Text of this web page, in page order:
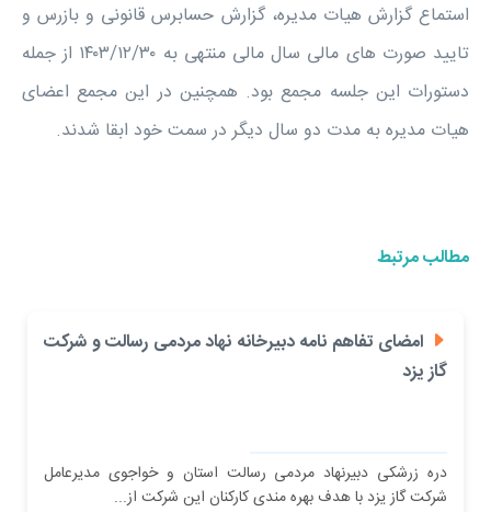
استماع گزارش هیات مدیره، گزارش حسابرس قانونی و بازرس و
تایید صورت های مالی سال مالی منتهی به ۱۴٠۳/۱۲/۳٠ از جمله
دستورات این جلسه مجمع بود. همچنین در این مجمع اعضای
هیات مدیره به مدت دو سال دیگر در سمت خود ابقا شدند.
مطالب مرتبط
امضای تفاهم نامه دبیرخانه نهاد مردمی رسالت و شرکت
گاز یزد
دره زرشکی دبیرنهاد مردمی رسالت استان و خواجوی مدیرعامل
شرکت گاز یزد با هدف بهره مندی کارکنان این شرکت از...